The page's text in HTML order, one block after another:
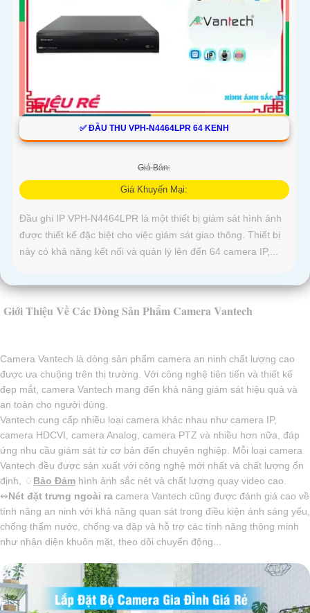
✅ ĐẦU THU VPH-N4464LPR 64 KENH
Giá Bán:
Giá Khuyến Mại:
Đầu ghi IP VPH-N4464LPR là một thiết bị giám sát hình ảnh
được thiết kế đặc biệt cho việc giám sát giao thông. Thiết bị
này có khả năng kết nối và quản lý lên đến 64 camera IP,...
Giới Thiệu Về Các Dòng Sản Phẩm Camera Vantech
Camera Vantech là dòng sản phẩm camera an ninh chất lượng cao
được ưa chuộng trên thị trường. Với công nghệ tiên tiến và thiết kế
đẹp mắt, camera Vantech mang đến khả năng giám sát hiệu quả và
an toàn cho người dùng.
Vantech cung cấp nhiều loại camera khác nhau như camera IP,
camera HDCVI, camera Analog, camera PTZ và nhiều hơn nữa, đáp
ứng nhu cầu giám sát từ cơ bản đến chuyên nghiệp. Mỗi loại camera
Vantech đều được sản xuất với công nghệ mới nhất và chất lượng ổn
định, ♢ Bảo Đảm hình ảnh sắc nét và chất lượng quay video cao.
↭Nét đặt trưng ngoài ra camera Vantech cũng được đánh giá cao về
tính năng an ninh với khả năng quan sát trong điều kiện ánh sáng yếu,
chống thấm nước, chống va đập và hỗ trợ các tính năng thông minh
như nhận diện khuôn mặt, theo dõi chuyển động...